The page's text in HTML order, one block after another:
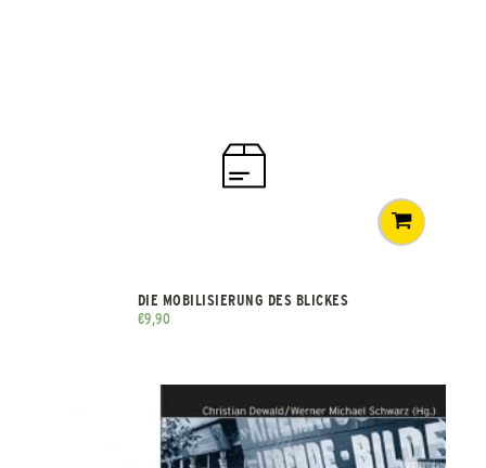
DIE MOBILISIERUNG DES BLICKES
€9,90